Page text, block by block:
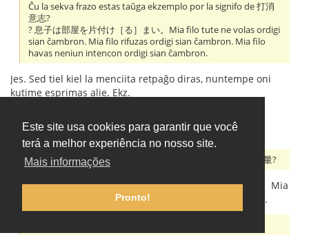
Este site usa cookies para garantir que você
terá a melhor experiência no nosso site.
Mais informações
Pronto!
Ĉu la sekva frazo estas taŭga ekzemplo por la signifo de 打消
意志?
? 息子は部屋を片付け［る］まい。Mia filo tute ne volas ordigi
sian ĉambron. Mia filo rifuzas ordigi sian ĉambron. Mia filo
havas neniun intencon ordigi sian ĉambron.
Jes. Sed tiel kiel la menciita retpaĝo diras, nuntempe oni
kutime esprimas alie. Ekz.
息子は自分の部屋を片付けるつもりがまったくない。
息子はまったく自分の部屋を片付けようとしない。
Ĉu vi povus doni al mi ekzemplojn por la signifo de 打消推量?
息子はきっと夜になっても部屋を片付けてはい（る）まい。Mia
filo kredeble ne estus ordiginta la ĉambron ĝis vespero.